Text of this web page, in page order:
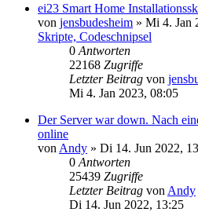
ei23 Smart Home
von jensbudesheim » Mi 4. Jan
Skripte, Codeschnipsel
0 Antworten
22168 Zugriffe
Letzter Beitrag von
Mi 4. Jan 2023, 08:05
Der Server war down. Nach
online
von Andy » Di 14. Jun 2022,
0 Antworten
25439 Zugriffe
Letzter Beitrag von Andy
Di 14. Jun 2022, 13:25